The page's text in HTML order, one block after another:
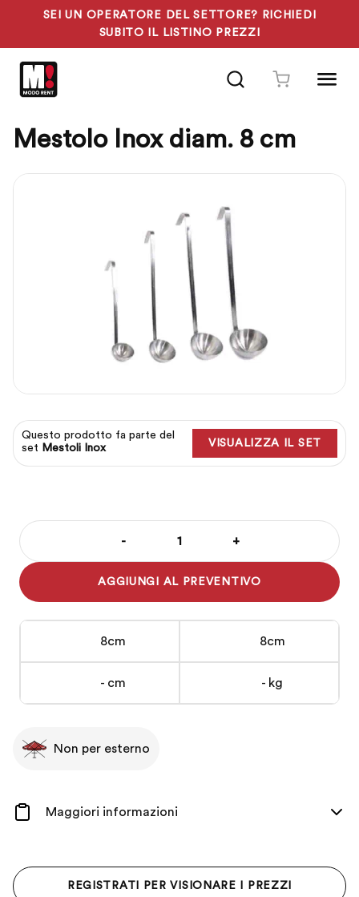
SEI UN OPERATORE DEL SETTORE? RICHIEDI
SUBITO IL LISTINO PREZZI
contenuto
Mestolo Inox diam. 8 cm
Questo prodotto fa parte del
set Mestoli Inox VISUALIZZA IL SET
-
Mestolo
diam.
+
AGGIUNGI AL PREVENTIVO
8cm 8cm
- cm - kg
Non per esterno
Maggiori informazioni
REGISTRATI PER VISIONARE I PREZZI